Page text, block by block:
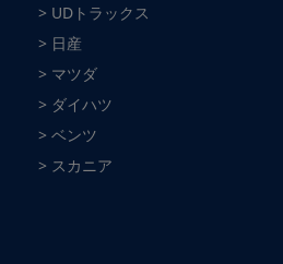
> UDトラックス
> 日産
> マツダ
> ダイハツ
> ベンツ
> スカニア